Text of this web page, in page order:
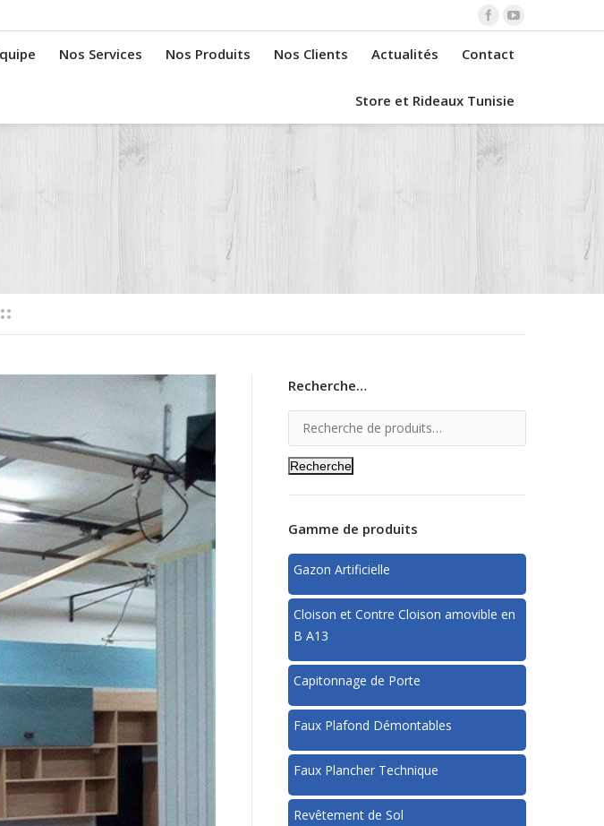
Nos Services Nos Produits Nos Clients Actualités Contact
Store et Rideaux Tunisie
Recherche…
Recherche
Gamme de produits
Gazon Artificielle
Cloison et Contre Cloison amovible en
B A13
Capitonnage de Porte
Faux Plafond Démontables
Faux Plancher Technique
Revêtement de Sol